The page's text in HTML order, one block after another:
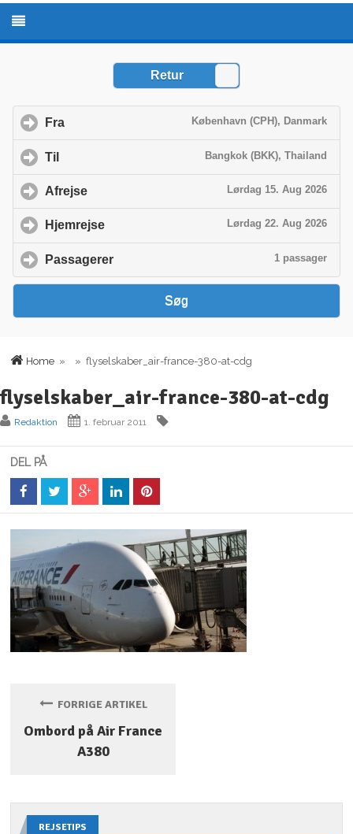
Home » » flyselskaber_air-france-380-at-cdg
flyselskaber_air-france-380-at-cdg
Redaktion 1. februar 2011
DEL PÅ
FORRIGE ARTIKEL
Ombord på Air France
A380
REJSETIPS